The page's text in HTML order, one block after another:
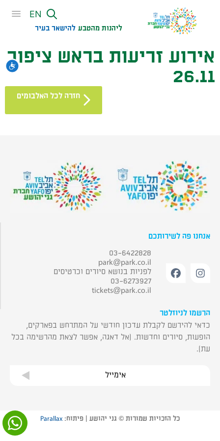
מֻפְעֶלֶת
מַעֲרֶכֶת
EN
ליהנות מהטבע להישאר בעיר​
אירוע זריעות בראש ציפור
26.11
חזרה לכל האלבומים
אנחנו פה לשירותכם
03-6422828
park@park.co.il
לפניות בנושא סיורים וכרטיסים
03-6273927
tickets@park.co.il
הרשמו לניוזלטר
כדאי להירשם לקבלת עדכון חודשי על המתרחש בפארקים,
הופעות, סיורים וחדשות. (אל דאגה, אפשר לצאת מהרשימה בכל
עת).
אימייל
כל הזכויות שמורות © גני יהושע | פיתוח: Parallax